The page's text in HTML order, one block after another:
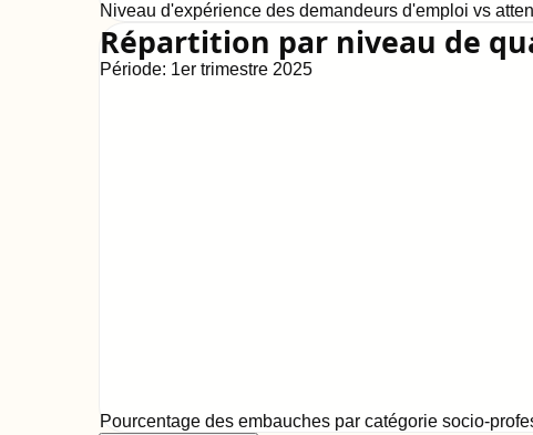
Niveau d'expérience des demandeurs d'emploi vs
Répartition par niveau de
Période: 1er trimestre 2025
Pourcentage des embauches par catégorie socio-